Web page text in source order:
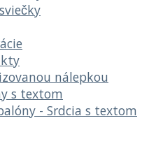
nálepkou
s textom
- Srdcia s textom